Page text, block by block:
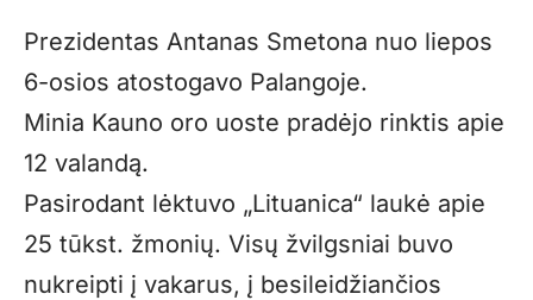
Prezidentas Antanas Smetona nuo liepos
6-osios atostogavo Palangoje.
Minia Kauno oro uoste pradėjo rinktis apie
12 valandą.
Pasirodant lėktuvo „Lituanica“ laukė apie
25 tūkst. žmonių. Visų žvilgsniai buvo
nukreipti į vakarus, į besileidžiančios